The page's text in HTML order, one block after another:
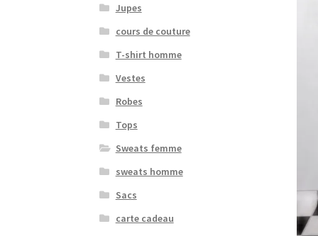
Jupes
cours de couture
T-shirt homme
Vestes
Robes
Tops
Sweats femme
sweats homme
Sacs
carte cadeau